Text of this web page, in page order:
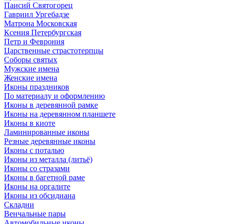
Паисий Святогорец
Гавриил Ургебадзе
Матрона Московская
Ксения Петербургская
Петр и Феврония
Царственные страстотерпцы
Соборы святых
Мужские имена
Женские имена
Иконы праздников
По материалу и оформлению
Иконы в деревянной рамке
Иконы на деревянном планшете
Иконы в киоте
Ламинированные иконы
Резные деревянные иконы
Иконы с поталью
Иконы из металла (литьё)
Иконы со стразами
Иконы в багетной раме
Иконы на оргалите
Иконы из обсидиана
Складни
Венчальные пары